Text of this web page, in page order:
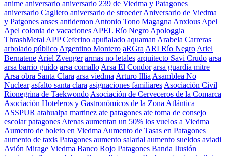
anime aniversario aniversario 239 de Viedma y Patagones
aniversario Cagliero aniversario de stroeder Aniversario de Viedma
y Patgones anses antidemon Antonio Tono Magagna Anxious Apel
Apel colonia de vacaciones APEL Río Negro Apologgia
ThrashMetal APP Ceferino apuñalado aquaman Arabela Carreras
arbolado público Argentino Montero aRGra ARI Río Negro Ariel
Bernatene Ariel Zvenger armas no letales arquitecto Savi Crudo arsa
arsa barrio guido arsa comallo Arsa El Condor arsa guardia mitre
Arsa obra Santa Clara arsa viedma Arturo Illia Asamblea No
Nuclear asfalto santa clara asignaciones familiares Asociación Civil
Rionegrina de Taekwondo Asociación de Cerveceros de la Comarca
Asociación Hoteleros y Gastronómicos de la Zona Atlántica
ASSPUR atahualpa martinez ate patagones ate toma de consejo
escolar patagones Atenas aumentan un 50% los vuelos a Viedma
Aumento de boleto en Viedma Aumento de Tasas en Patagones
aumento de taxis Patagones aumento salarial aumento sueldos aviadi
Avión Mirage Viedma Banco Rojo Patagones Banda Ilusión